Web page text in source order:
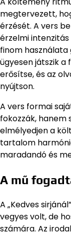
megtervezett,
érzését. A vers
érzelmi
finom
ügyesen játszik
erősítse, és az
nyújtson.
A vers formai
fokozzák, hanem
elmélyedjen a
tartalom
maradandó és
A mű
A „Kedves
vegyes volt, de
számára. Az